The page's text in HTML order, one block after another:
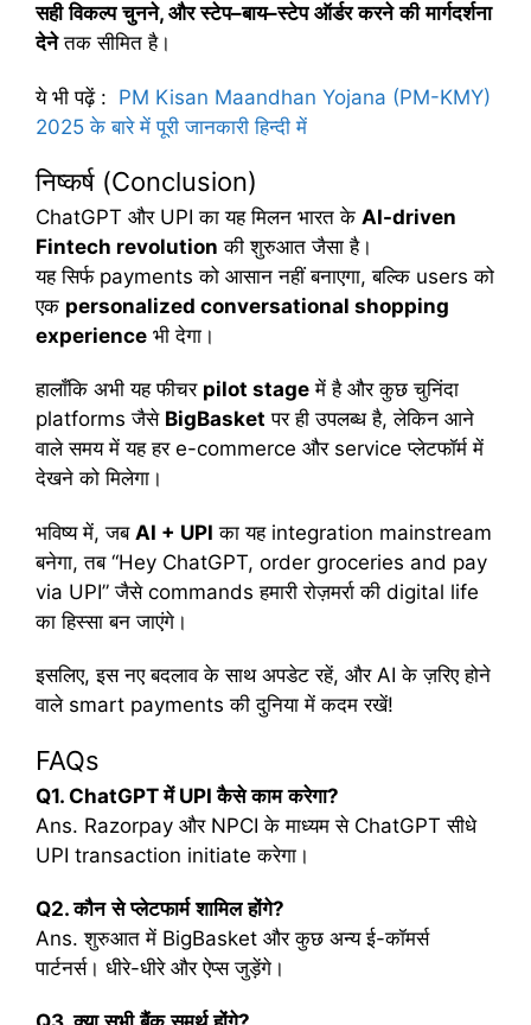
सही विकल्प चुनने, और स्टेप–बाय–स्टेप ऑर्डर करने की मार्गदर्शना
देनेतक सीमित है।
ये भी पढ़ें: PM Kisan Maandhan Yojana (PM-KMY)
2025 के बारे में पूरी जानकारी हिन्दी में
निष्कर्ष (Conclusion)
ChatGPT और UPI का यह मिलन भारत के AI-driven
Fintech revolution की शुरुआत जैसा है।
यह सिर्फ payments को आसान नहीं बनाएगा, बल्कि users को
एक personalized conversational shopping
experience भी देगा।
हालाँकि अभी यह फीचर pilot stage में है और कुछ चुनिंदा
platforms जैसे BigBasket पर ही उपलब्ध है, लेकिन आने
वाले समय में यह हर e-commerce और service प्लेटफॉर्म में
देखने को मिलेगा।
भविष्य में, जब AI + UPI का यह integration mainstream
बनेगा, तब “Hey ChatGPT, order groceries and pay
via UPI” जैसे commands हमारी रोज़मर्रा की digital life
का हिस्सा बन जाएंगे।
इसलिए, इस नए बदलाव के साथ अपडेट रहें, और AI के ज़रिए होने
वाले smart payments की दुनिया में कदम रखें!
FAQs
Q1. ChatGPTमेंUPIकैसे काम करेगा?
Ans. Razorpay और NPCI के माध्यम से ChatGPT सीधे
UPI transaction initiate करेगा।
Q2.कौन से प्लेटफार्म शामिल होंगे?
Ans. शुरुआत में BigBasket और कुछ अन्य ई-कॉमर्स
पार्टनर्स। धीरे-धीरे और ऐप्स जुड़ेंगे।